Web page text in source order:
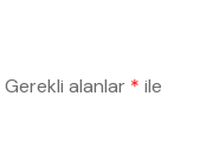
Gerekli alanlar * ile